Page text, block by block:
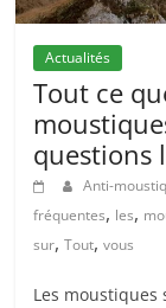
Actualités
Tout ce
questions
Anti-
fréquentes, les,
sur,Tout,vous
Les moustiques